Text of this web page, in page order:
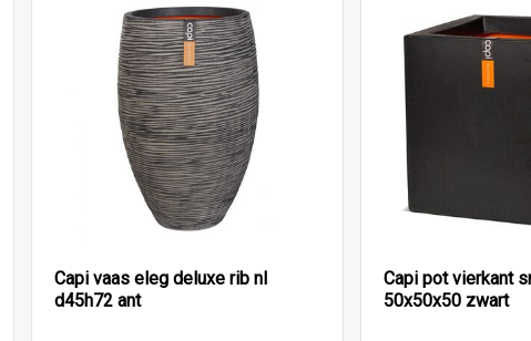
Capi vaas eleg deluxe rib nl
d45h72 ant
Capi pot vierkant
50x50x50 zwart